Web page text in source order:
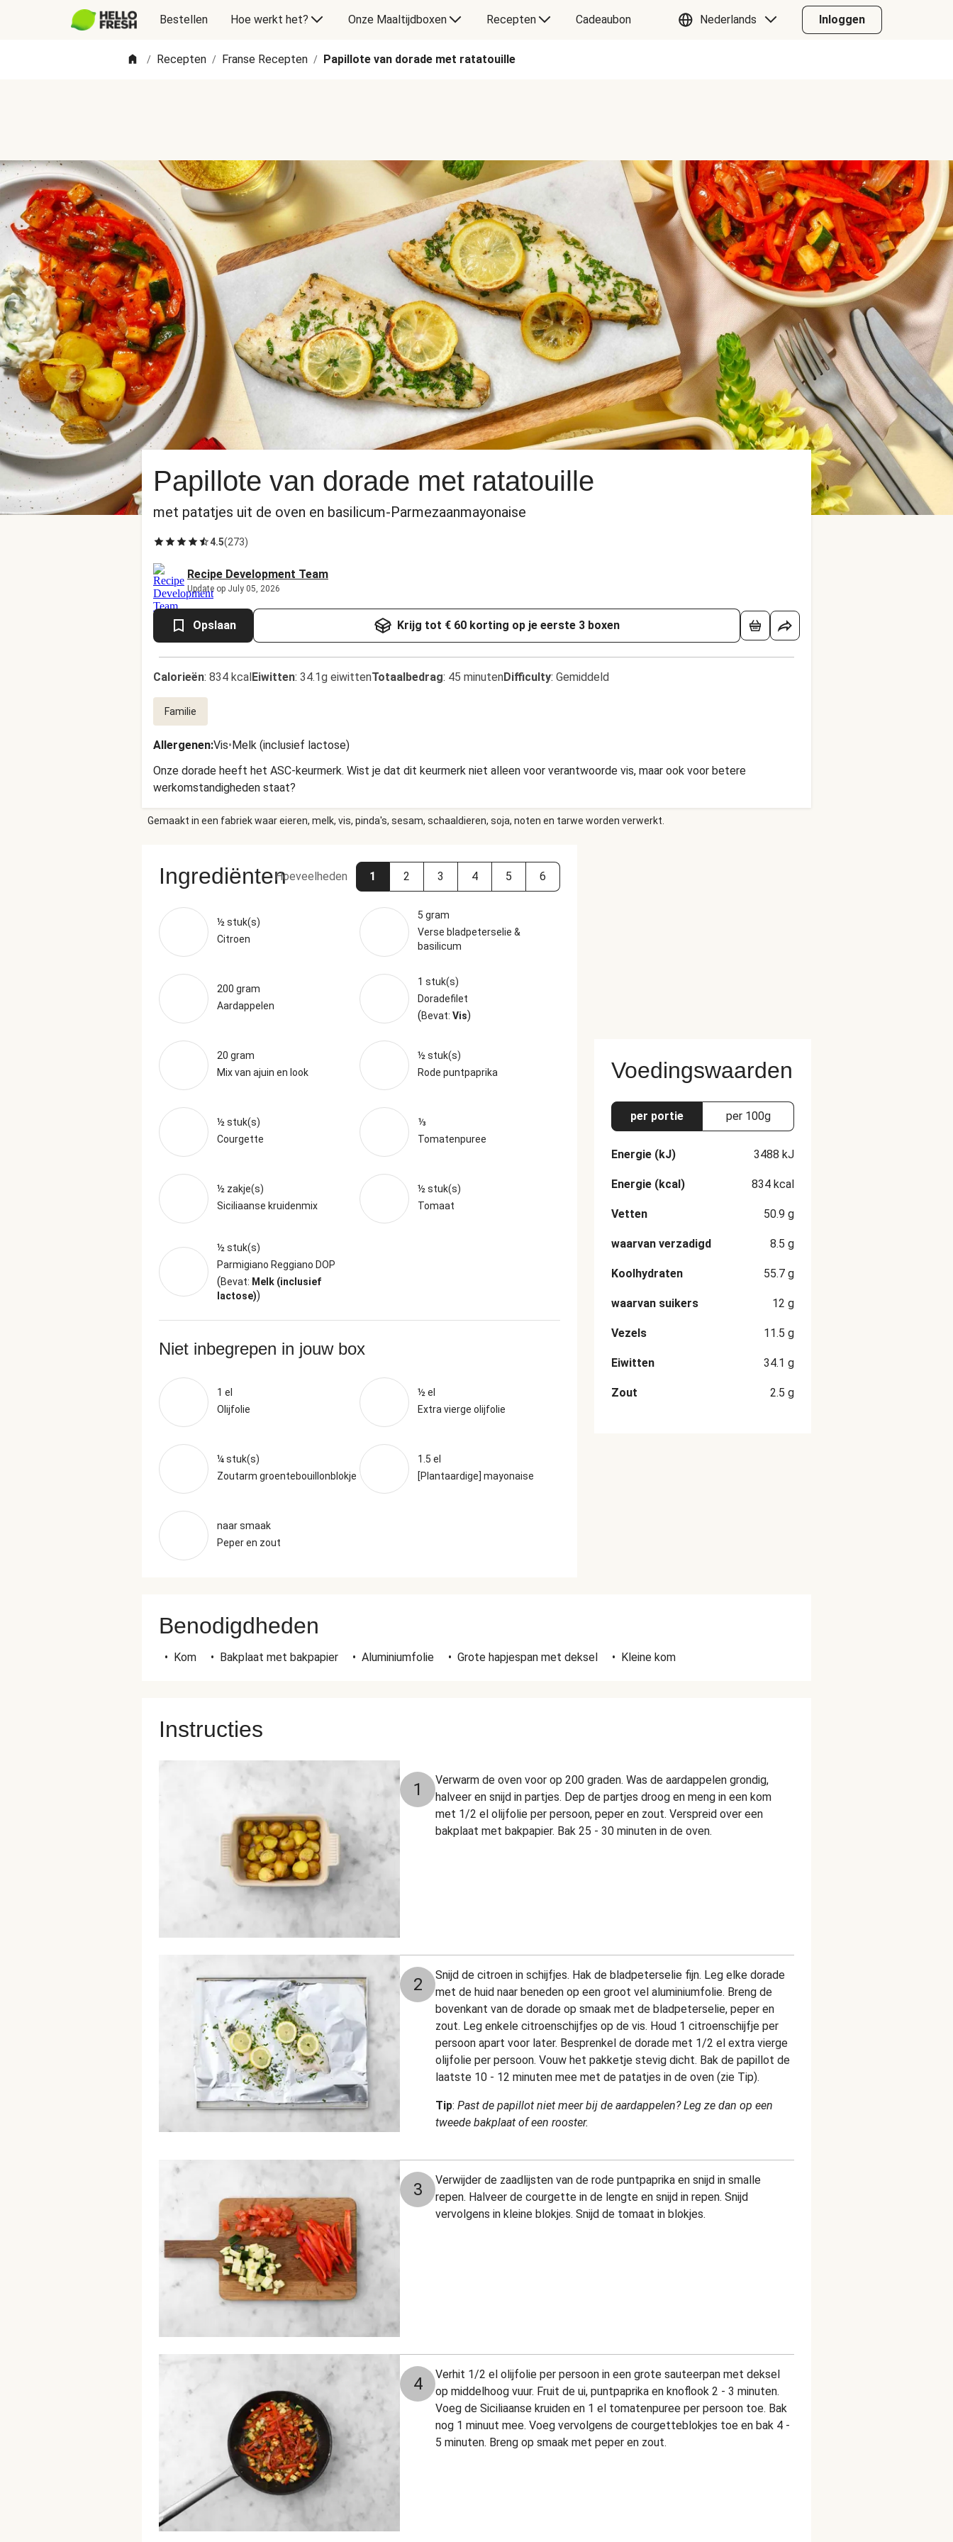
Bestellen Hoe werkt het? Onze Maaltijdboxen Recepten Cadeaubon Nederlands Inloggen
/ Recepten / Franse Recepten / Papillote van dorade met ratatouille
Papillote van dorade met ratatouille
met patatjes uit de oven en basilicum-Parmezaanmayonaise
4.5(273)
Recipe Development Team
Update op July 05, 2026
Opslaan Krijg tot € 60 korting op je eerste 3 boxen
Calorieën: 834 kcalEiwitten: 34.1g eiwittenTotaalbedrag: 45 minutenDifficulty: Gemiddeld
Familie
Allergenen:Vis•Melk (inclusief lactose)
Onze dorade heeft het ASC-keurmerk. Wist je dat dit keurmerk niet alleen voor verantwoorde vis, maar ook voor betere
werkomstandigheden staat?
Gemaakt in een fabriek waar eieren, melk, vis, pinda's, sesam, schaaldieren, soja, noten en tarwe worden verwerkt.
IngrediëntenHoeveelheden 1 2 3 4 5 6
½ stuk(s)
Citroen
5 gram
Verse bladpeterselie &
basilicum
200 gram
Aardappelen
1 stuk(s)
Doradefilet
(Bevat: Vis)
20 gram
Mix van ajuin en look
½ stuk(s)
Rode puntpaprika
½ stuk(s)
Courgette
⅓
Tomatenpuree
½ zakje(s)
Siciliaanse kruidenmix
½ stuk(s)
Tomaat
½ stuk(s)
Parmigiano Reggiano DOP
(Bevat: Melk (inclusief
lactose))
Niet inbegrepen in jouw box
1 el
Olijfolie
½ el
Extra vierge olijfolie
¼ stuk(s)
Zoutarm groentebouillonblokje
1.5 el
[Plantaardige] mayonaise
naar smaak
Peper en zout
Voedingswaarden
per portie per 100g
Energie (kJ) 3488 kJ
Energie (kcal) 834 kcal
Vetten 50.9 g
waarvan verzadigd 8.5 g
Koolhydraten 55.7 g
waarvan suikers 12 g
Vezels 11.5 g
Eiwitten 34.1 g
Zout 2.5 g
Benodigdheden
• Kom • Bakplaat met bakpapier • Aluminiumfolie • Grote hapjespan met deksel • Kleine kom
Instructies
1
Verwarm de oven voor op 200 graden. Was de aardappelen grondig,
halveer en snijd in partjes. Dep de partjes droog en meng in een kom
met 1/2 el olijfolie per persoon, peper en zout. Verspreid over een
bakplaat met bakpapier. Bak 25 - 30 minuten in de oven.
2
Snijd de citroen in schijfjes. Hak de bladpeterselie fijn. Leg elke dorade
met de huid naar beneden op een groot vel aluminiumfolie. Breng de
bovenkant van de dorade op smaak met de bladpeterselie, peper en
zout. Leg enkele citroenschijfjes op de vis. Houd 1 citroenschijfje per
persoon apart voor later. Besprenkel de dorade met 1/2 el extra vierge
olijfolie per persoon. Vouw het pakketje stevig dicht. Bak de papillot de
laatste 10 - 12 minuten mee met de patatjes in de oven (zie Tip).
Tip: Past de papillot niet meer bij de aardappelen? Leg ze dan op een
tweede bakplaat of een rooster.
3
Verwijder de zaadlijsten van de rode puntpaprika en snijd in smalle
repen. Halveer de courgette in de lengte en snijd in repen. Snijd
vervolgens in kleine blokjes. Snijd de tomaat in blokjes.
4
Verhit 1/2 el olijfolie per persoon in een grote sauteerpan met deksel
op middelhoog vuur. Fruit de ui, puntpaprika en knoflook 2 - 3 minuten.
Voeg de Siciliaanse kruiden en 1 el tomatenpuree per persoon toe. Bak
nog 1 minuut mee. Voeg vervolgens de courgetteblokjes toe en bak 4 -
5 minuten. Breng op smaak met peper en zout.